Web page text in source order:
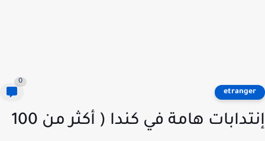
إنتدابات هامة في كندا ( أكثر من 100